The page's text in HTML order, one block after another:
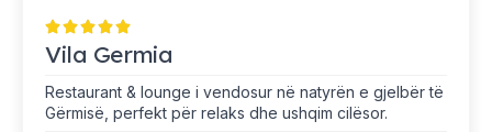
Vila Germia
Restaurant & lounge i vendosur në natyrën e gjelbër të
Gërmisë, perfekt për relaks dhe ushqim cilësor.